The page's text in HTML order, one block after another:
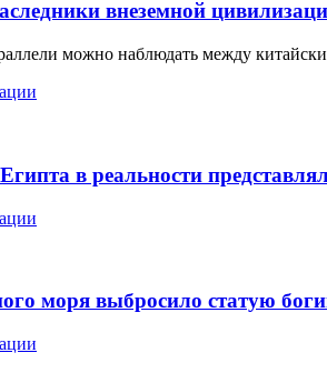
внеземной
можно наблюдать между
в реальности
моря выбросило статую